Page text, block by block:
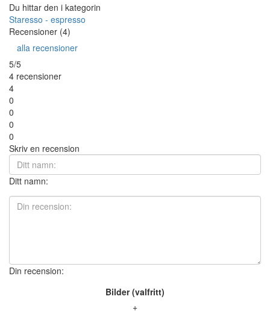
Du hittar den i kategorin
Staresso - espresso
Recensioner (4)
alla recensioner
5/5
4 recensioner
4
0
0
0
0
Skriv en recension
Ditt namn:
Din recension:
Bilder (valfritt)
+